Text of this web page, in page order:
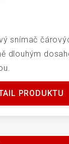
snímač
dlouhým
PRODUKTU